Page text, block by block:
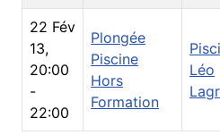
22 Fév
13,
20:00
-
22:00
Plongée
Piscine
Hors
Formation
Léo